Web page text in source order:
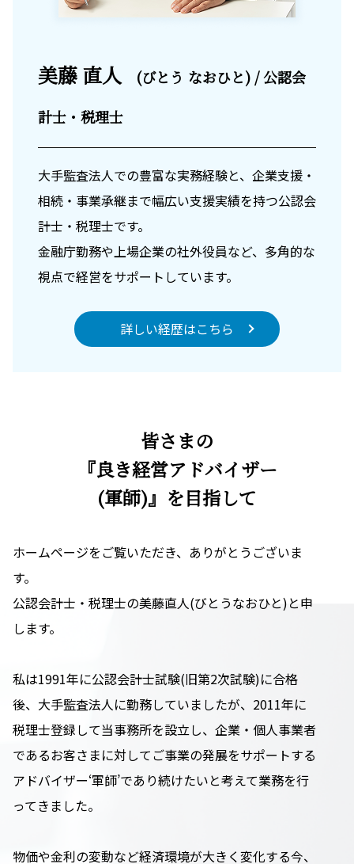
美藤 直人
(びとう なおひと) / 公認会
計士・税理士
大手監査法人での豊富な実務経験と、企業支援・
相続・事業承継まで幅広い支援実績を持つ公認会
計士・税理士です。
金融庁勤務や上場企業の社外役員など、多角的な
視点で経営をサポートしています。
詳しい経歴はこちら
皆さまの
『良き経営アドバイザー
(軍師)』を目指して
ホームページをご覧いただき、ありがとうございま
す。
公認会計士・税理士の美藤直人(びとうなおひと)と申
します。
私は1991年に公認会計士試験(旧第2次試験)に合格
後、大手監査法人に勤務していましたが、2011年に
税理士登録して当事務所を設立し、企業・個人事業者
であるお客さまに対してご事業の発展をサポートする
アドバイザー‘軍師’であり続けたいと考えて業務を行
ってきました。
物価や金利の変動など経済環境が大きく変化する今、